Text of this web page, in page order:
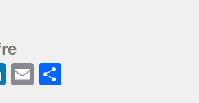
LinkedIn
Email